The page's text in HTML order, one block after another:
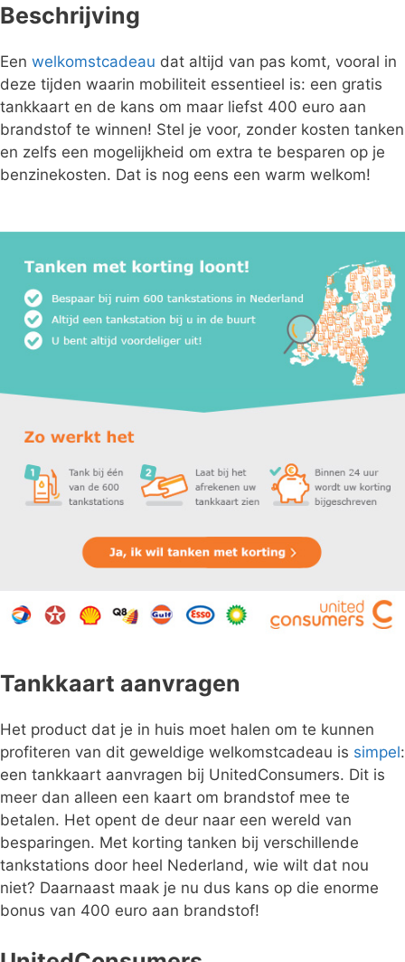
Beschrijving
Een welkomstcadeau dat altijd van pas komt, vooral in
deze tijden waarin mobiliteit essentieel is: een gratis
tankkaart en de kans om maar liefst 400 euro aan
brandstof te winnen! Stel je voor, zonder kosten tanken
en zelfs een mogelijkheid om extra te besparen op je
benzinekosten. Dat is nog eens een warm welkom!
Tankkaart aanvragen
Het product dat je in huis moet halen om te kunnen
profiteren van dit geweldige welkomstcadeau is simpel:
een tankkaart aanvragen bij UnitedConsumers. Dit is
meer dan alleen een kaart om brandstof mee te
betalen. Het opent de deur naar een wereld van
besparingen. Met korting tanken bij verschillende
tankstations door heel Nederland, wie wilt dat nou
niet? Daarnaast maak je nu dus kans op die enorme
bonus van 400 euro aan brandstof!